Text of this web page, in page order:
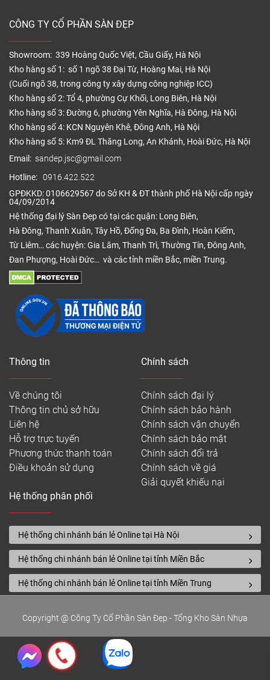
CÔNG TY CỔ PHẦN SÀN ĐẸP
Showroom: 339 Hoàng Quốc Việt, Cầu Giấy, Hà Nội
Kho hàng số 1: số 1 ngõ 38 Đại Từ, Hoàng Mai, Hà Nội
(Cuối ngõ 38, trong công ty xây dựng công nghiệp ICC)
Kho hàng số 2: Tổ 4, phường Cự Khối, Long Biên, Hà Nội
Kho hàng số 3: Đường 6, phường Yên Nghĩa, Hà Đông, Hà Nội
Kho hàng số 4: KCN Nguyên Khê, Đông Anh, Hà Nội
Kho hàng số 5: Km9 ĐL Thăng Long, An Khánh, Hoài Đức, Hà Nội
Email: sandep.jsc@gmail.com
Hotline: 0916.422.522
GPĐKKD: 0106629567 do Sở KH & ĐT thành phố Hà Nội cấp ngày
04/09/2014
Hệ thống đại lý Sàn Đẹp có tại các quận: Long Biên,
Hà Đông, Thanh Xuân, Tây Hồ, Đống Đa, Ba Đình, Hoàn Kiếm,
Từ Liêm… các huyện: Gia Lâm, Thanh Trì, Thường Tín, Đông Anh,
Đan Phượng, Hoài Đức… và các tỉnh miền Bắc, miền Trung.
Thông tin
Về chúng tôi
Thông tin chủ sở hữu
Liên hệ
Hỗ trợ trực tuyến
Phương thức thanh toán
Điều khoản sử dụng
Chính sách
Chính sách đại lý
Chính sách bảo hành
Chính sách vận chuyển
Chính sách bảo mật
Chính sách đổi trả
Chính sách về giá
Giải quyết khiếu nại
Hệ thống phân phối
Hệ thống chi nhánh bán lẻ Online tại Hà Nội
Hệ thống chi nhánh bán lẻ Online tại tỉnh Miền Bắc
Hệ thống chi nhánh bán lẻ Online tại tỉnh Miền Trung
Copyright @ Công Ty Cổ Phần Sàn Đẹp - Tổng Kho Sàn Nhựa